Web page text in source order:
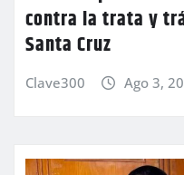
contra la trata y
Santa Cruz
Clave300 Ago 3,